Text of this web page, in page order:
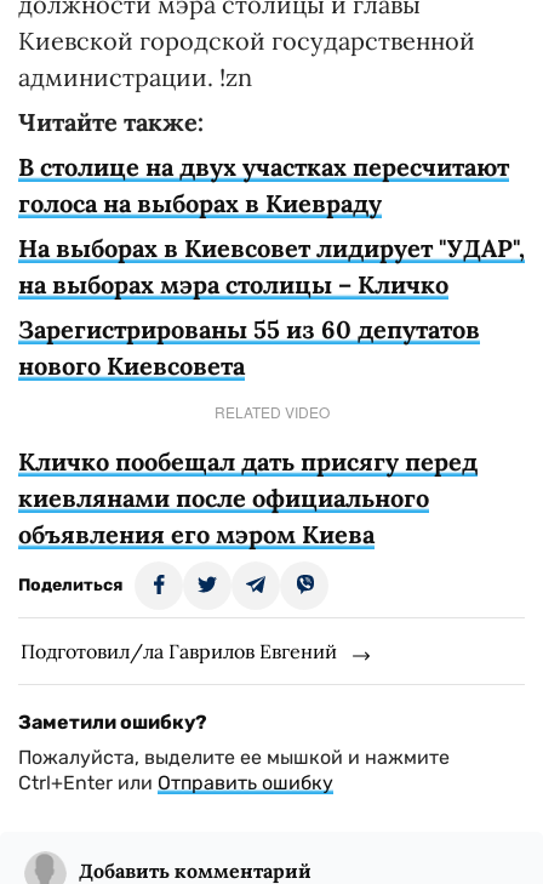
Киевской городской государственной
администрации. !zn
Читайте также:
В столице на двух участках пересчитают
голоса на выборах в Киевраду
На выборах в Киевсовет лидирует "УДАР",
на выборах мэра столицы – Кличко
Зарегистрированы 55 из 60 депутатов
нового Киевсовета
RELATED VIDEO
Кличко пообещал дать присягу перед
киевлянами после официального
объявления его мэром Киева
Поделиться
Подготовил/ла Гаврилов Евгений
Заметили ошибку?
Пожалуйста, выделите ее мышкой и нажмите
Ctrl+Enter или Отправить ошибку
Добавить комментарий